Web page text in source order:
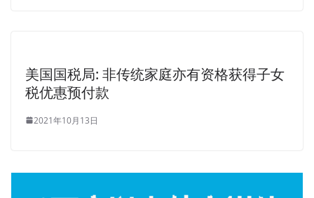
美国国税局: 非传统家庭亦有资格获得子女
税优惠预付款
2021年10月13日